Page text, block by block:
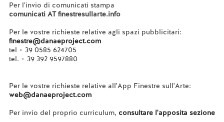
Per l'invio di comunicati stampa
comunicati AT finestresullarte.info
Per le vostre richieste relative agli spazi pubblicitari:
finestre@danaeproject.com
tel + 39 0585 624705
tel. + 39 392 9597880
Per le vostre richieste relative all'App Finestre sull'Arte:
web@danaeproject.com
Per invio del proprio curriculum, consultare l'apposita sezione